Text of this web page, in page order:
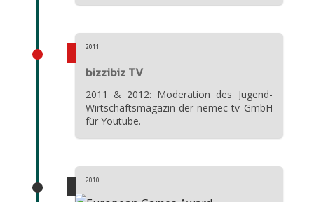
bizzibiz TV
2011
2011 & 2012: Moderation des Jugend-
Wirtschaftsmagazin der nemec tv GmbH
für Youtube.
2010